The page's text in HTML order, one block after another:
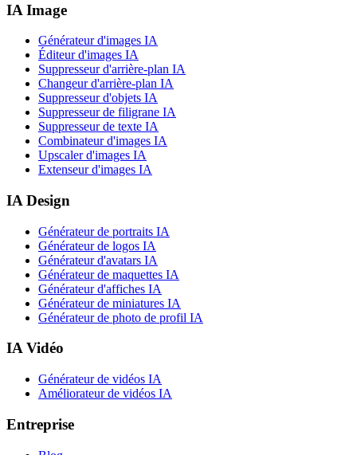
IA Image
Générateur d'images IA
Éditeur d'images IA
Suppresseur d'arrière-plan IA
Changeur d'arrière-plan IA
Suppresseur d'objets IA
Suppresseur de filigrane IA
Suppresseur de texte IA
Combinateur d'images IA
Upscaler d'images IA
Extenseur d'images IA
IA Design
Générateur de portraits IA
Générateur de logos IA
Générateur d'avatars IA
Générateur de maquettes IA
Générateur d'affiches IA
Générateur de miniatures IA
Générateur de photo de profil IA
IA Vidéo
Générateur de vidéos IA
Améliorateur de vidéos IA
Entreprise